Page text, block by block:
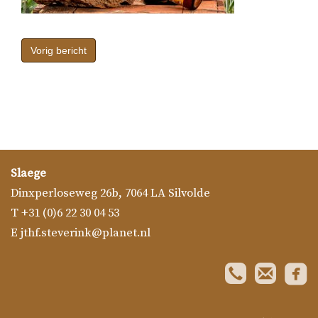
navigatie
Vorig bericht
Slaege
Dinxperloseweg 26b, 7064 LA Silvolde
T+31 (0)6 22 30 04 53
E jthf.steverink@planet.nl
